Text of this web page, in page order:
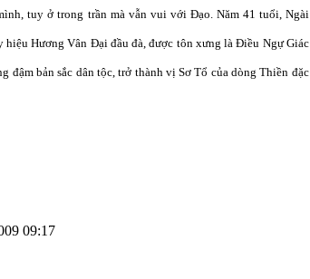
tuy ở trong trần mà vẫn vui với Đạo. Năm 41 tuổi, Ngài
Hương Vân Đại đầu đà, được tôn xưng là Điều Ngự Giác
đậm bản sắc dân tộc, trở thành vị Sơ Tổ của dòng Thiền đặc
09:17